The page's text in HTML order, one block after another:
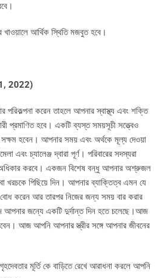
খাওয়ালে আর্থিক স্থিতি মজবুত হবে।
2022)
পরিকল্পনা করেন তাহলে আপনার স্বাস্থ্য এবং শক্তি
প্রমাণিত হবে। একটি ব্যস্ত সময়সূচী সত্ত্বেও
হবেন। আপনার সময় এবং অর্থকে মূল্য দেওয়া
এবং চ্যালেঞ্জ দ্বারা পূর্ণ। পরিবারের সদস্যরা
করবে। একজন বিশেষ বন্ধু আপনার অশ্রুজল
খরচকে পিছিয়ে দিন। আপনার ব্যাক্তিত্ব এমন যে
করেন আর তারপর নিজের জন্য সময় বার করার
আপনার জন্যে একটি দুর্দান্ত দিন হতে চলেছে।আজ
আজ আপনি আপনার স্ত্রীর সঙ্গে আপনার জীবনের
মূর্তি কে বাড়িতে রেখে আরাধনা করলে আপনি